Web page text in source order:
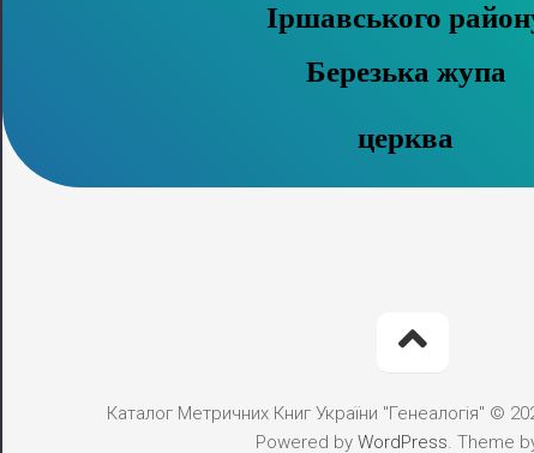
Іршавського
Березька жупа
церква
Каталог Метричних Книг України "Генеалогія" ©
Powered by WordPress. Theme